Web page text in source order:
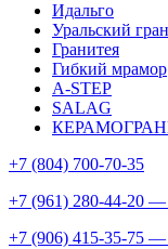
Идальго
Уральский
Гранитея
Гибкий мрамор
A-STEP
SALAG
КЕРАМОГРАНИ
+7 (804) 700-70-35
+7 (961) 280-44-20 —
+7 (906) 415-35-75 —